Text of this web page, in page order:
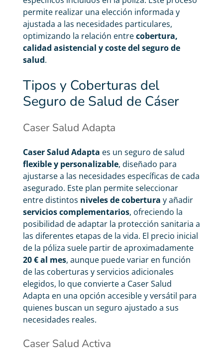
permite realizar una elección informada y
ajustada a las necesidades particulares,
optimizando la relación entrecobertura,
calidad asistencial y coste del seguro de
salud.
Tipos y Coberturas del
Seguro de Salud de Cáser
Caser Salud Adapta
Caser Salud Adapta es un seguro de salud
flexible y personalizable, diseñado para
ajustarse a las necesidades específicas de cada
asegurado. Este plan permite seleccionar
entre distintos niveles de cobertura y añadir
servicios complementarios, ofreciendo la
posibilidad de adaptar la protección sanitaria a
las diferentes etapas de la vida. El precio inicial
de la póliza suele partir de aproximadamente
20 € al mes, aunque puede variar en función
de las coberturas y servicios adicionales
elegidos, lo que convierte a Caser Salud
Adapta en una opción accesible y versátil para
quienes buscan un seguro ajustado a sus
necesidades reales.
Caser Salud Activa